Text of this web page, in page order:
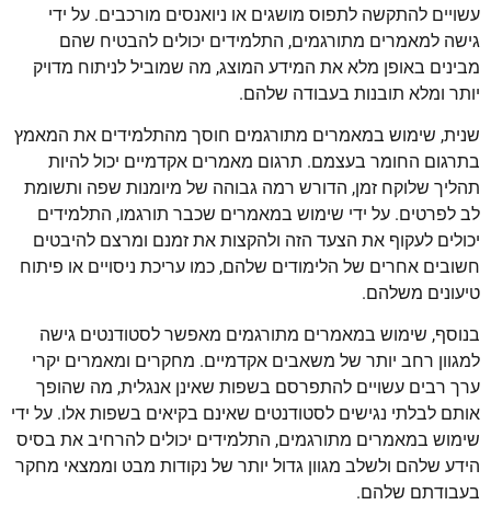
עשויים להתקשה לתפוס מושגים או ניואנסים מורכבים. על ידי
גישה למאמרים מתורגמים, התלמידים יכולים להבטיח שהם
מבינים באופן מלא את המידע המוצג, מה שמוביל לניתוח מדויק
יותר ומלא תובנות בעבודה שלהם.
שנית, שימוש במאמרים מתורגמים חוסך מהתלמידים את המאמץ
בתרגום החומר בעצמם. תרגום מאמרים אקדמיים יכול להיות
תהליך שלוקח זמן, הדורש רמה גבוהה של מיומנות שפה ותשומת
לב לפרטים. על ידי שימוש במאמרים שכבר תורגמו, התלמידים
יכולים לעקוף את הצעד הזה ולהקצות את זמנם ומרצם להיבטים
חשובים אחרים של הלימודים שלהם, כמו עריכת ניסויים או פיתוח
טיעונים משלהם.
בנוסף, שימוש במאמרים מתורגמים מאפשר לסטודנטים גישה
למגוון רחב יותר של משאבים אקדמיים. מחקרים ומאמרים יקרי
ערך רבים עשויים להתפרסם בשפות שאינן אנגלית, מה שהופך
אותם לבלתי נגישים לסטודנטים שאינם בקיאים בשפות אלו. על ידי
שימוש במאמרים מתורגמים, התלמידים יכולים להרחיב את בסיס
הידע שלהם ולשלב מגוון גדול יותר של נקודות מבט וממצאי מחקר
בעבודתם שלהם.